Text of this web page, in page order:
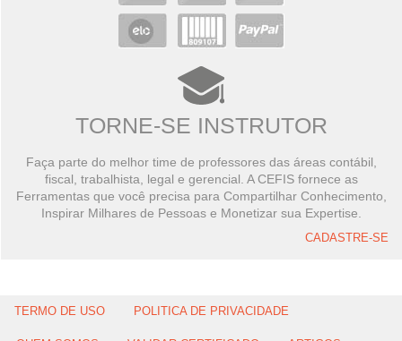
TORNE-SE INSTRUTOR
Faça parte do melhor time de professores das áreas contábil,
fiscal, trabalhista, legal e gerencial. A CEFIS fornece as
Ferramentas que você precisa para Compartilhar Conhecimento,
Inspirar Milhares de Pessoas e Monetizar sua Expertise.
CADASTRE-SE
TERMO DE USO POLITICA DE PRIVACIDADE